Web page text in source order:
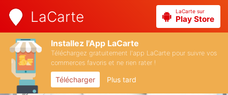
LaCarte LaCarte sur
Play Store
Installez l'App LaCarte
Téléchargez gratuitement l'app LaCarte pour suivre vos
commerces favoris et ne rien rater !
Télécharger Plus tard